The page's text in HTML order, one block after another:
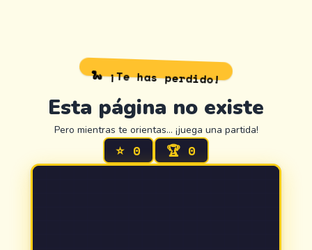
🐍 ¡Te has perdido!
Esta página no existe
Pero mientras te orientas… ¡juega una partida!
⭐ 0 🏆 0